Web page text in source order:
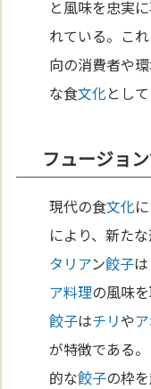
と風味を忠実
れている。こ
向の消費者や
な食文化とし
フュージョ
現代の食文化
により、新た
タリアン餃子は
ア料理の風味
餃子はチリや
が特徴である
的な餃子の枠